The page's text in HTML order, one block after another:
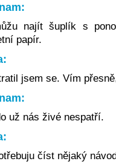
najít šuplík s
papír.
jsem se. Vím
už nás živé nespatří.
číst nějaký